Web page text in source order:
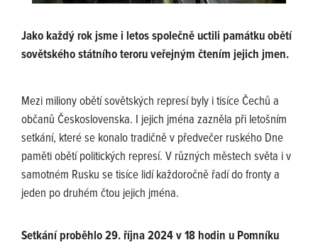
Jako každý rok jsme i letos společně uctili památku obětí
sovětského státního teroru veřejným čtením jejich jmen.
Mezi miliony obětí sovětských represí byly i tisíce Čechů a
občanů Československa. I jejich jména zazněla při letošním
setkání, které se konalo tradičně v předvečer ruského Dne
paměti obětí politických represí. V různých městech světa i v
samotném Rusku se tisíce lidí každoročně řadí do fronty a
jeden po druhém čtou jejich jména.
Setkání proběhlo 29. října 2024 v 18 hodin u Pomníku